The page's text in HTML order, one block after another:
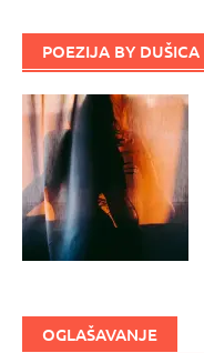
POEZIJA BY DUŠICA
OGLAŠAVANJE